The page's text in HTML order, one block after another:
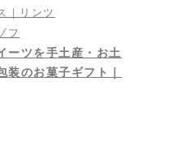
｜リンツ
フ
ーツを手土産・お土
装のお菓子ギフト｜